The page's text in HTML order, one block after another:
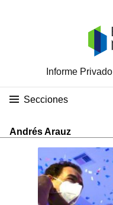
Informe Privado
Secciones
Andrés Arauz